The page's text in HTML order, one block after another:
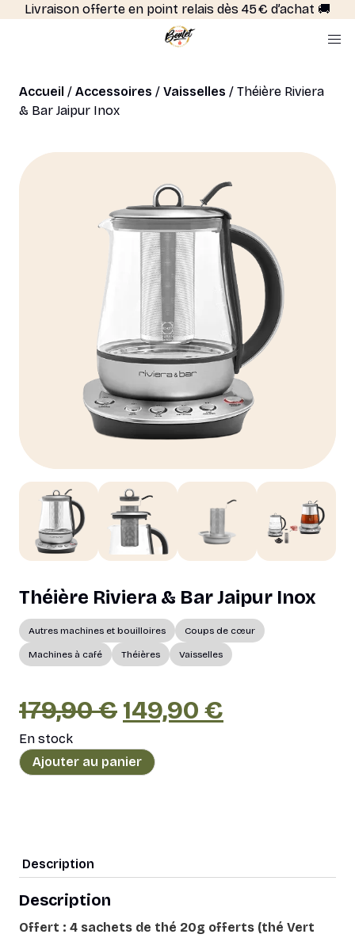
Livraison offerte en point relais dès 45 € d’achat 🚚
Accueil / Accessoires / Vaisselles / Théière Riviera
& Bar Jaipur Inox
Théière Riviera & Bar Jaipur Inox
Autres machines et bouilloires Coups de cœur
Machines à café Théières Vaisselles
179,90€ Le
prix
initial
149,90 €
En stock
quantité
de
Jaipur
Ajouter au panier
Description
Description
Offert : 4 sachets de thé 20g offerts (thé Vert